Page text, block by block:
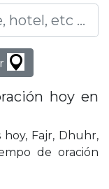
hoy en
Fajr, Dhuhr,
de oración